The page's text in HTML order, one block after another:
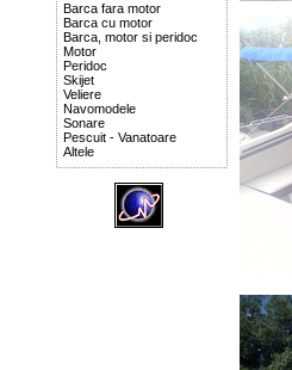
Barca fara motor
Barca cu motor
Barca, motor si peridoc
Motor
Peridoc
Skijet
Veliere
Navomodele
Sonare
Pescuit - Vanatoare
Altele